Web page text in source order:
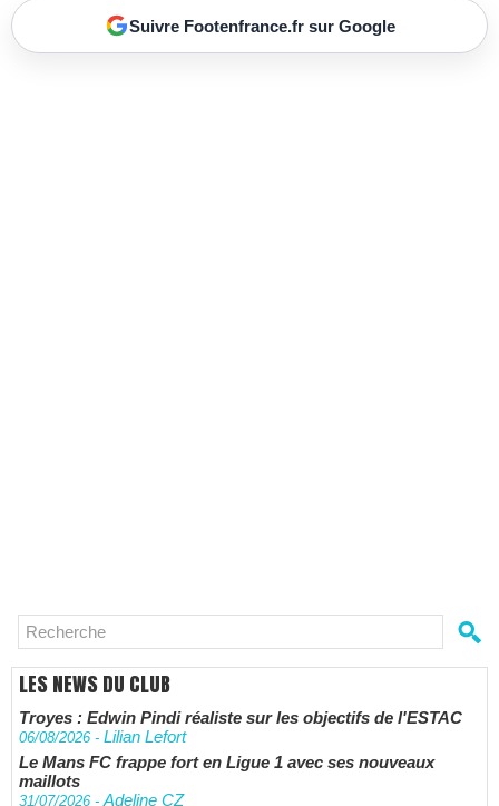
Suivre Footenfrance.fr sur Google
LES NEWS DU CLUB
Troyes : Edwin Pindi réaliste sur les objectifs de l'ESTAC
06/08/2026 - Lilian Lefort
Le Mans FC frappe fort en Ligue 1 avec ses nouveaux
maillots
31/07/2026 -Adeline CZ